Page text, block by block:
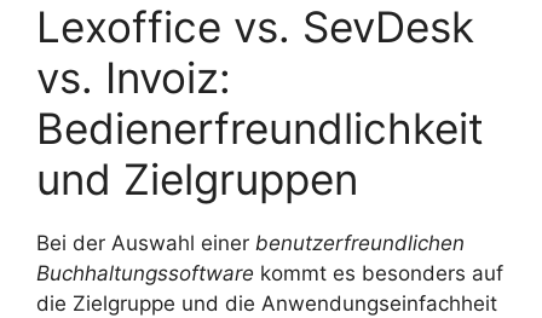
Lexoffice vs. SevDesk
vs. Invoiz:
Bedienerfreundlichkeit
und Zielgruppen
Bei der Auswahl einer benutzerfreundlichen
Buchhaltungssoftware kommt es besonders auf
die Zielgruppe und die Anwendungseinfachheit